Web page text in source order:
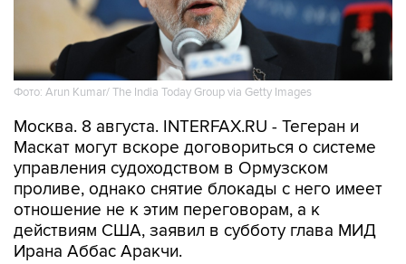
Фото: Arun Kumar/ The India Today Group via Getty Images
Москва. 8 августа. INTERFAX.RU - Тегеран и
Маскат могут вскоре договориться о системе
управления судоходством в Ормузском
проливе, однако снятие блокады с него имеет
отношение не к этим переговорам, а к
действиям США, заявил в субботу глава МИД
Ирана Аббас Аракчи.